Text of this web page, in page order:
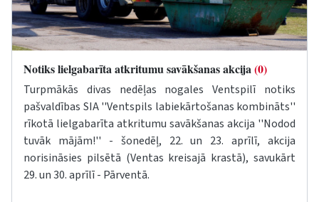
Notiks lielgabarīta atkritumu savākšanas akcija(0)
Turpmākās divas nedēļas nogales Ventspilī notiks
pašvaldības SIA ''Ventspils labiekārtošanas kombināts''
rīkotā lielgabarīta atkritumu savākšanas akcija ''Nodod
tuvāk mājām!'' - šonedēļ, 22. un 23. aprīlī, akcija
norisināsies pilsētā (Ventas kreisajā krastā), savukārt
29. un 30. aprīlī - Pārventā.